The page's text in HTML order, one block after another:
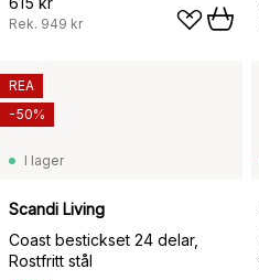
Rek. 949 kr
I lager
Scandi Living
Coast bestickset 24 delar,
Rostfritt stål
REA
-50%